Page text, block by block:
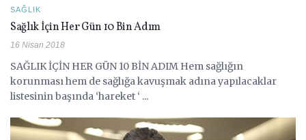
SAĞLIK
Sağlık İçin Her Gün 10 Bin Adım
16 Nisan 2018
SAĞLIK İÇİN HER GÜN 10 BİN ADIM Hem sağlığın
korunması hem de sağlığa kavuşmak adına yapılacaklar
listesinin başında ‘hareket ‘ ...